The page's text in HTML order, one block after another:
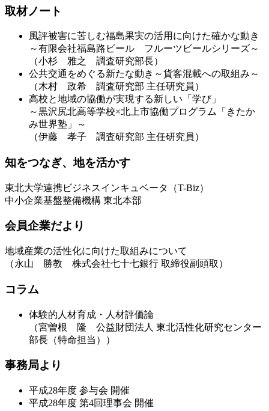
取材ノート
風評被害に苦しむ福島果実の活用に向けた確かな動き
～有限会社福島路ビール フルーツビールシリーズ～
（小杉 雅之 調査研究部長）
公共交通をめぐる新たな動き～貨客混載への取組み～
（木村 政希 調査研究部 主任研究員）
高校と地域の協働が実現する新しい「学び」
～黒沢尻北高等学校×北上市協働プログラム「きたか
み世界塾」～
（伊藤 孝子 調査研究部 主任研究員）
知をつなぎ、地を活かす
東北大学連携ビジネスインキュベータ（T-Biz）
中小企業基盤整備機構 東北本部
会員企業だより
地域産業の活性化に向けた取組みについて
（永山 勝教 株式会社七十七銀行 取締役副頭取）
コラム
体験的人材育成・人材評価論
（宮曽根 隆 公益財団法人 東北活性化研究センター
部長（特命担当））
事務局より
平成28年度 参与会 開催
平成28年度 第4回理事会 開催